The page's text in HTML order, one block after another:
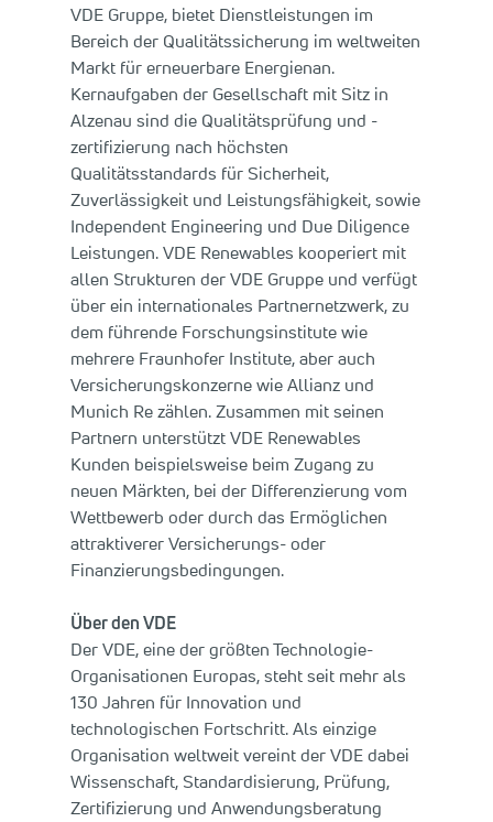
VDE Gruppe, bietet Dienstleistungen im
Bereich der Qualitätssicherung im weltweiten
Markt für erneuerbare Energienan.
Kernaufgaben der Gesellschaft mit Sitz in
Alzenau sind die Qualitätsprüfung und -
zertifizierung nach höchsten
Qualitätsstandards für Sicherheit,
Zuverlässigkeit und Leistungsfähigkeit, sowie
Independent Engineering und Due Diligence
Leistungen. VDE Renewables kooperiert mit
allen Strukturen der VDE Gruppe und verfügt
über ein internationales Partnernetzwerk, zu
dem führende Forschungsinstitute wie
mehrere Fraunhofer Institute, aber auch
Versicherungskonzerne wie Allianz und
Munich Re zählen. Zusammen mit seinen
Partnern unterstützt VDE Renewables
Kunden beispielsweise beim Zugang zu
neuen Märkten, bei der Differenzierung vom
Wettbewerb oder durch das Ermöglichen
attraktiverer Versicherungs- oder
Finanzierungsbedingungen.
Über den VDE
Der VDE, eine der größten Technologie-
Organisationen Europas, steht seit mehr als
130 Jahren für Innovation und
technologischen Fortschritt. Als einzige
Organisation weltweit vereint der VDE dabei
Wissenschaft, Standardisierung, Prüfung,
Zertifizierung und Anwendungsberatung